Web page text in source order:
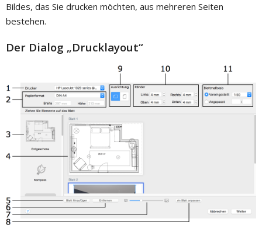
Bildes, das Sie drucken möchten, aus mehreren Seiten
bestehen.
Der Dialog „Drucklayout“